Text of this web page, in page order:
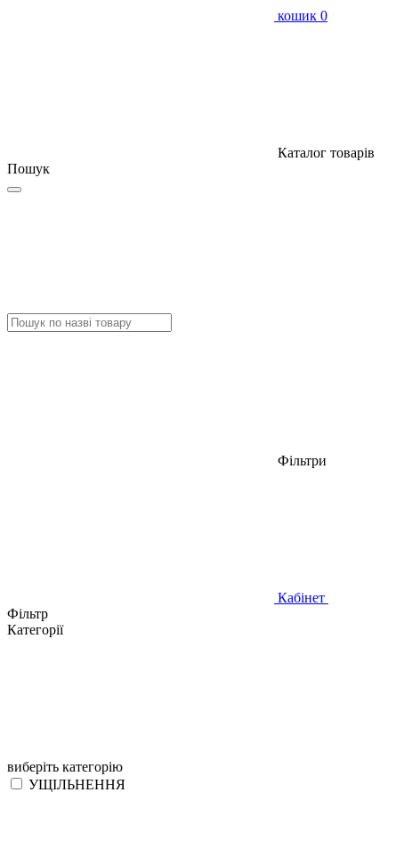
кошик 0
Каталог товарів
Пошук
Фільтри
Кабінет
Фільтр
Категорії
виберіть категорію
УЩІЛЬНЕННЯ